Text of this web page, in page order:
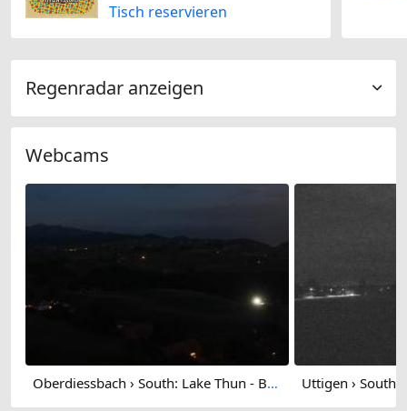
Tisch reservieren
Regenradar anzeigen
Webcams
Oberdiessbach › South: Lake Thun - Blüemlisalphorn